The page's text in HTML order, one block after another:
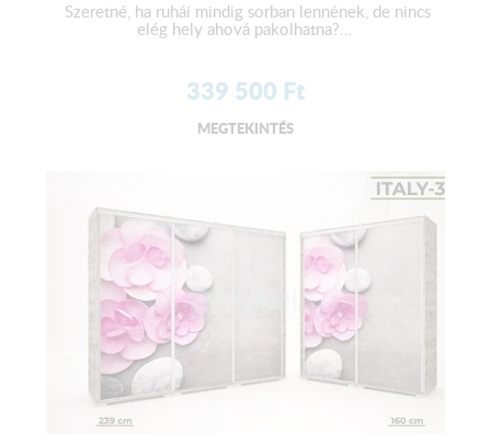
Szeretné, ha ruhái mindig sorban lennének, de nincs
elég hely ahová pakolhatna?...
339 500 Ft
MEGTEKINTÉS